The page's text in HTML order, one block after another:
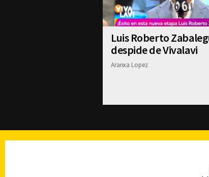
Luis Roberto
despide de Vivalavi
Aranxa Lopez